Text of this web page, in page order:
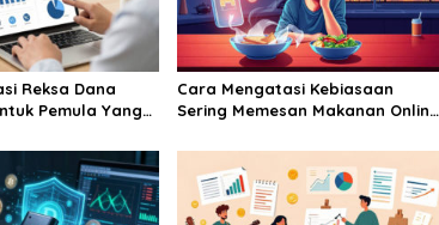
Reksa Dana
Pemula Yang
Cara Mengatasi Kebiasaan
Sering Memesan Makanan Online